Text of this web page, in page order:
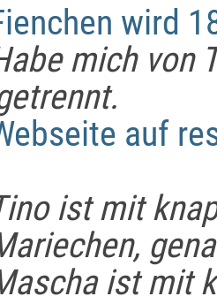
wird
mich von
auf
ist mit
ist mit